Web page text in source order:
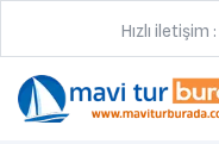
Hızlı iletişim :